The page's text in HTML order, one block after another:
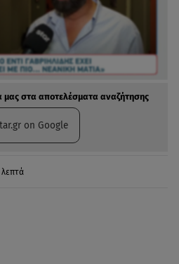
μας στα αποτελέσματα αναζήτησης
on Google
λεπτά